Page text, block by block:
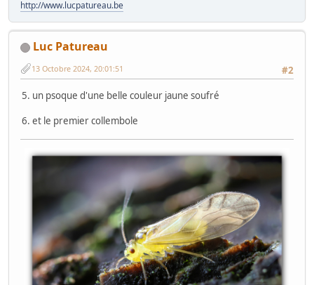
http://www.lucpatureau.be
Luc Patureau
#2
13 Octobre 2024, 20:01:51
5. un psoque d'une belle couleur jaune soufré
6. et le premier collembole